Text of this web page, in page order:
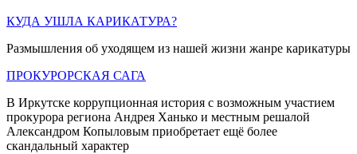
КУДА УШЛА КАРИКАТУРА?
Размышления об уходящем из нашей жизни жанре карикатуры
ПРОКУРОРСКАЯ САГА
В Иркутске коррупционная история с возможным участием
прокурора региона Андрея Ханько и местным решалой
Александром Копыловым приобретает ещё более
скандальный характер